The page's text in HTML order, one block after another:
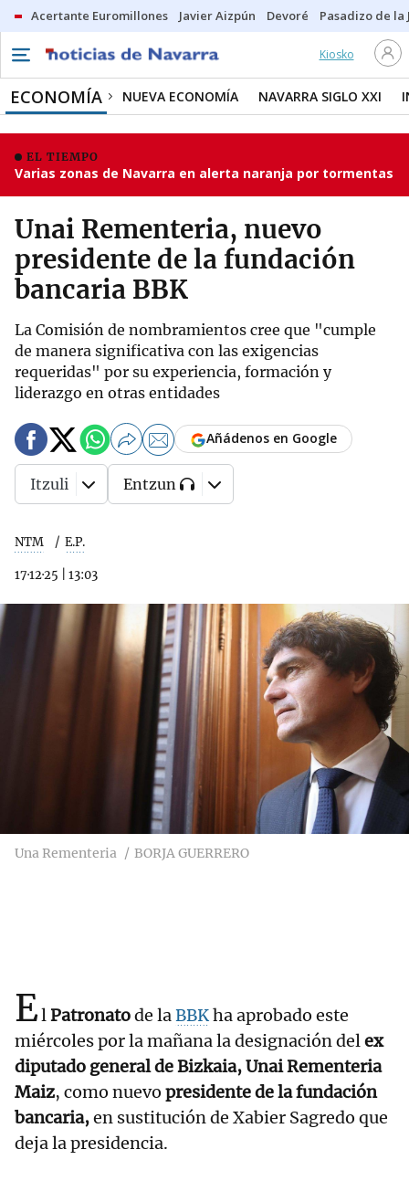
Acertante Euromillones Javier Aizpún Devoré Pasadizo de la
Kiosko
ECONOMÍA NUEVA ECONOMÍA NAVARRA SIGLO XXI
EL TIEMPO
Varias zonas de Navarra en alerta naranja por tormentas
Unai Rementeria, nuevo
presidente de la fundación
bancaria BBK
La Comisión de nombramientos cree que "cumple
de manera significativa con las exigencias
requeridas" por su experiencia, formación y
liderazgo en otras entidades
NTM E.P.
17·12·25 13:03
Añádenos en Google
Itzuli Entzun
Una Rementeria BORJA GUERRERO
ElPatronatode laBBKha aprobado este
miércoles por la mañana la designación delex
diputado general de Bizkaia, Unai Rementeria
Maiz, como nuevo presidente de la fundación
bancaria,en sustitución de Xabier Sagredo que
deja la presidencia.